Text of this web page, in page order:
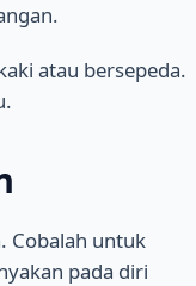
atau bersepeda.
Cobalah untuk
pada diri